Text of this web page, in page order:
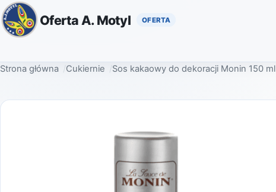
Oferta A. Motyl
Strona główna Cukiernie Sos kakaowy do dekoracji Monin 150 ml